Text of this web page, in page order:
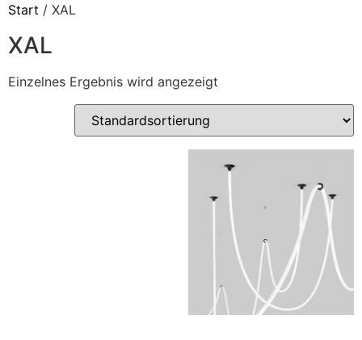
Start / XAL
XAL
Einzelnes Ergebnis wird angezeigt